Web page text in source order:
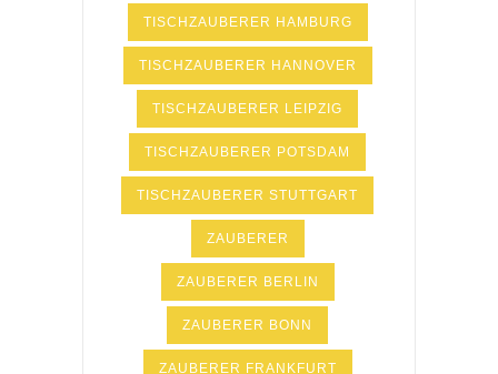
TISCHZAUBERER HAMBURG
TISCHZAUBERER HANNOVER
TISCHZAUBERER LEIPZIG
TISCHZAUBERER POTSDAM
TISCHZAUBERER STUTTGART
ZAUBERER
ZAUBERER BERLIN
ZAUBERER BONN
ZAUBERER FRANKFURT